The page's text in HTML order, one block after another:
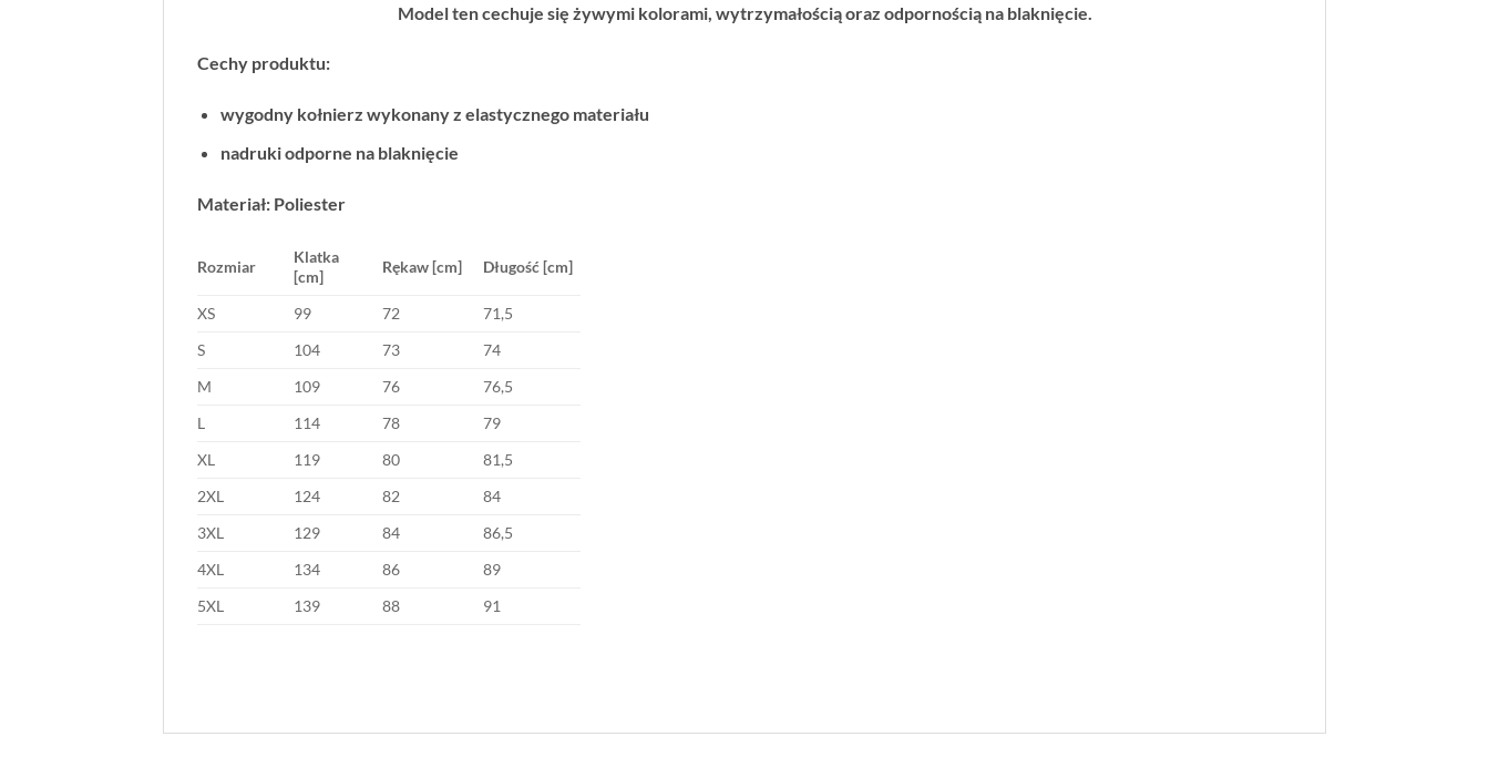
Model ten cechuje się żywymi kolorami, wytrzymałością oraz odpornością na blaknięcie.
Cechy produktu:
wygodny kołnierz wykonany z elastycznego materiału
nadruki odporne na blaknięcie
Materiał: Poliester
Rozmiar
Klatka
[cm]
Rękaw [cm] Długość [cm]
XS 99 72
71,5
S
104 73
74
M
109 76
76,5
L
114 78
79
XL
119 80
81,5
2XL
124 82
84
3XL
129 84
86,5
4XL
134 86
89
5XL
139 88 91